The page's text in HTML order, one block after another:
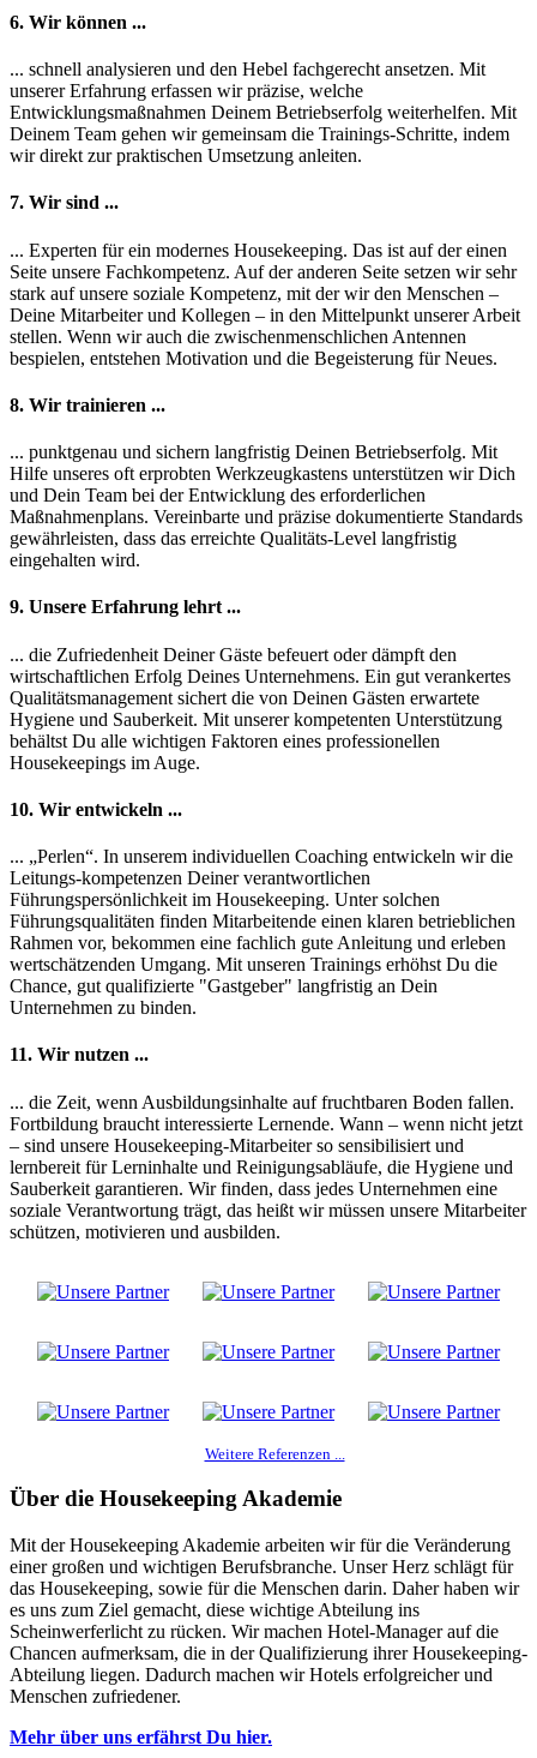
6. Wir können ...
... schnell analysieren und den Hebel fachgerecht ansetzen. Mit
unserer Erfahrung erfassen wir präzise, welche
Entwicklungsmaßnahmen Deinem Betriebserfolg weiterhelfen. Mit
Deinem Team gehen wir gemeinsam die Trainings-Schritte, indem
wir direkt zur praktischen Umsetzung anleiten.
7. Wir sind ...
... Experten für ein modernes Housekeeping. Das ist auf der einen
Seite unsere Fachkompetenz. Auf der anderen Seite setzen wir sehr
stark auf unsere soziale Kompetenz, mit der wir den Menschen –
Deine Mitarbeiter und Kollegen – in den Mittelpunkt unserer Arbeit
stellen. Wenn wir auch die zwischenmenschlichen Antennen
bespielen, entstehen Motivation und die Begeisterung für Neues.
8. Wir trainieren ...
... punktgenau und sichern langfristig Deinen Betriebserfolg. Mit
Hilfe unseres oft erprobten Werkzeugkastens unterstützen wir Dich
und Dein Team bei der Entwicklung des erforderlichen
Maßnahmenplans. Vereinbarte und präzise dokumentierte Standards
gewährleisten, dass das erreichte Qualitäts-Level langfristig
eingehalten wird.
9. Unsere Erfahrung lehrt ...
... die Zufriedenheit Deiner Gäste befeuert oder dämpft den
wirtschaftlichen Erfolg Deines Unternehmens. Ein gut verankertes
Qualitätsmanagement sichert die von Deinen Gästen erwartete
Hygiene und Sauberkeit. Mit unserer kompetenten Unterstützung
behältst Du alle wichtigen Faktoren eines professionellen
Housekeepings im Auge.
10. Wir entwickeln ...
... „Perlen“. In unserem individuellen Coaching entwickeln wir die
Leitungs-kompetenzen Deiner verantwortlichen
Führungspersönlichkeit im Housekeeping. Unter solchen
Führungsqualitäten finden Mitarbeitende einen klaren betrieblichen
Rahmen vor, bekommen eine fachlich gute Anleitung und erleben
wertschätzenden Umgang. Mit unseren Trainings erhöhst Du die
Chance, gut qualifizierte "Gastgeber" langfristig an Dein
Unternehmen zu binden.
11. Wir nutzen ...
... die Zeit, wenn Ausbildungsinhalte auf fruchtbaren Boden fallen.
Fortbildung braucht interessierte Lernende. Wann – wenn nicht jetzt
– sind unsere Housekeeping-Mitarbeiter so sensibilisiert und
lernbereit für Lerninhalte und Reinigungsabläufe, die Hygiene und
Sauberkeit garantieren. Wir finden, dass jedes Unternehmen eine
soziale Verantwortung trägt, das heißt wir müssen unsere Mitarbeiter
schützen, motivieren und ausbilden.
Weitere Referenzen ...
Über die Housekeeping Akademie
Mit der Housekeeping Akademie arbeiten wir für die Veränderung
einer großen und wichtigen Berufsbranche. Unser Herz schlägt für
das Housekeeping, sowie für die Menschen darin. Daher haben wir
es uns zum Ziel gemacht, diese wichtige Abteilung ins
Scheinwerferlicht zu rücken. Wir machen Hotel-Manager auf die
Chancen aufmerksam, die in der Qualifizierung ihrer Housekeeping-
Abteilung liegen. Dadurch machen wir Hotels erfolgreicher und
Menschen zufriedener.
Mehr über uns erfährst Du hier.